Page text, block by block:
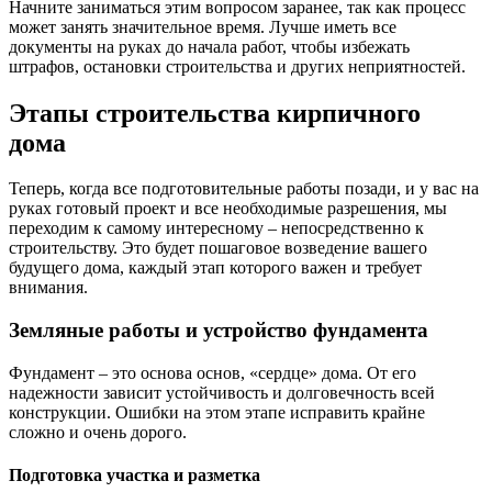
Начните заниматься этим вопросом заранее, так как процесс
может занять значительное время. Лучше иметь все
документы на руках до начала работ, чтобы избежать
штрафов, остановки строительства и других неприятностей.
Этапы строительства кирпичного
дома
Теперь, когда все подготовительные работы позади, и у вас на
руках готовый проект и все необходимые разрешения, мы
переходим к самому интересному – непосредственно к
строительству. Это будет пошаговое возведение вашего
будущего дома, каждый этап которого важен и требует
внимания.
Земляные работы и устройство фундамента
Фундамент – это основа основ, «сердце» дома. От его
надежности зависит устойчивость и долговечность всей
конструкции. Ошибки на этом этапе исправить крайне
сложно и очень дорого.
Подготовка участка и разметка